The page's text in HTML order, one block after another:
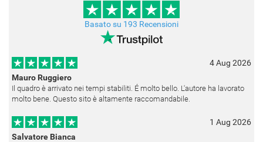
Basato su 193 Recensioni
4 Aug 2026
Mauro Ruggiero
Il quadro è arrivato nei tempi stabiliti. É molto bello. L'autore ha lavorato
molto bene. Questo sito è altamente raccomandabile.
1 Aug 2026
Salvatore Bianca